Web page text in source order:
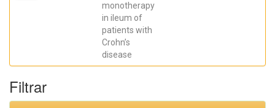
monotherapy
in ileum of
patients with
Crohn’s
disease
Filtrar